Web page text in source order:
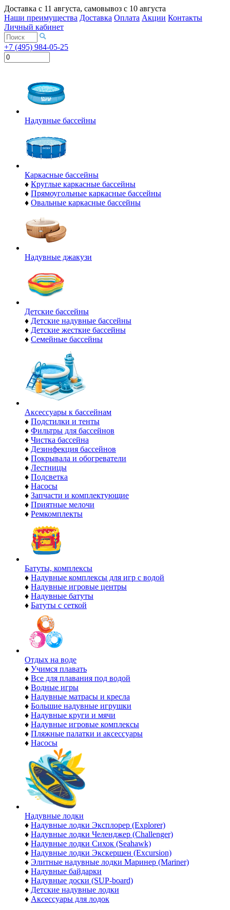
Доставка с 11 августа, самовывоз с 10 августа
Наши преимущества Доставка Оплата Акции Контакты
Личный кабинет
+7 (495) 984-05-25
Надувные бассейны
Каркасные бассейны
♦ Круглые каркасные бассейны
♦ Прямоугольные каркасные бассейны
♦ Овальные каркасные бассейны
Надувные джакузи
Детские бассейны
♦ Детские надувные бассейны
♦ Детские жесткие бассейны
♦ Семейные бассейны
Аксессуары к бассейнам
♦ Подстилки и тенты
♦ Фильтры для бассейнов
♦ Чистка бассейна
♦ Дезинфекция бассейнов
♦ Покрывала и обогреватели
♦ Лестницы
♦ Подсветка
♦ Насосы
♦ Запчасти и комплектующие
♦ Приятные мелочи
♦ Ремкомплекты
Батуты, комплексы
♦ Надувные комплексы для игр с водой
♦ Надувные игровые центры
♦ Надувные батуты
♦ Батуты с сеткой
Отдых на воде
♦ Учимся плавать
♦ Все для плавания под водой
♦ Водные игры
♦ Надувные матрасы и кресла
♦ Большие надувные игрушки
♦ Надувные круги и мячи
♦ Надувные игровые комплексы
♦ Пляжные палатки и аксессуары
♦ Насосы
Надувные лодки
♦ Надувные лодки Эксплорер (Explorer)
♦ Надувные лодки Челенджер (Challenger)
♦ Надувные лодки Сихок (Seahawk)
♦ Надувные лодки Экскершен (Excursion)
♦ Элитные надувные лодки Маринер (Mariner)
♦ Надувные байдарки
♦ Надувные доски (SUP-board)
♦ Детские надувные лодки
♦ Аксессуары для лодок